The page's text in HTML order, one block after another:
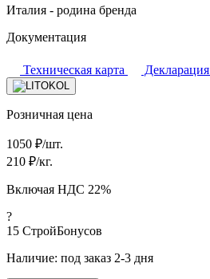
Италия - родина бренда
Документация
Техническая карта
Розничная цена
1050 ₽/шт.
210 ₽/кг.
Включая НДС 22%
?
15 СтройБонусов
Наличие: под заказ 2-3 дня